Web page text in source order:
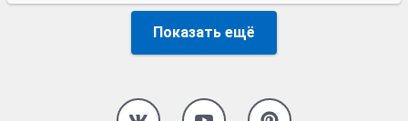
Показать ещё